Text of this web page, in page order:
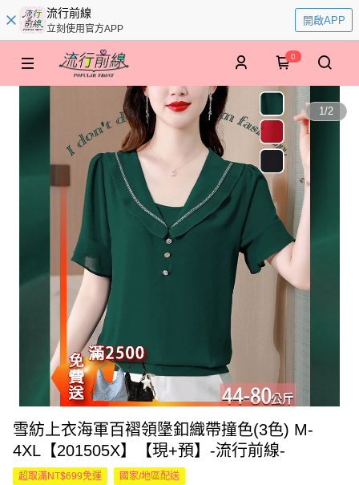
流行前線
立刻使用官方APP
開啟APP
0
1/2
雪紡上衣海軍百褶領墬釦織帶撞色(3色) M-
4XL【201505X】【現+預】-流行前線-
超取滿NT$699免運 國家/地區配送